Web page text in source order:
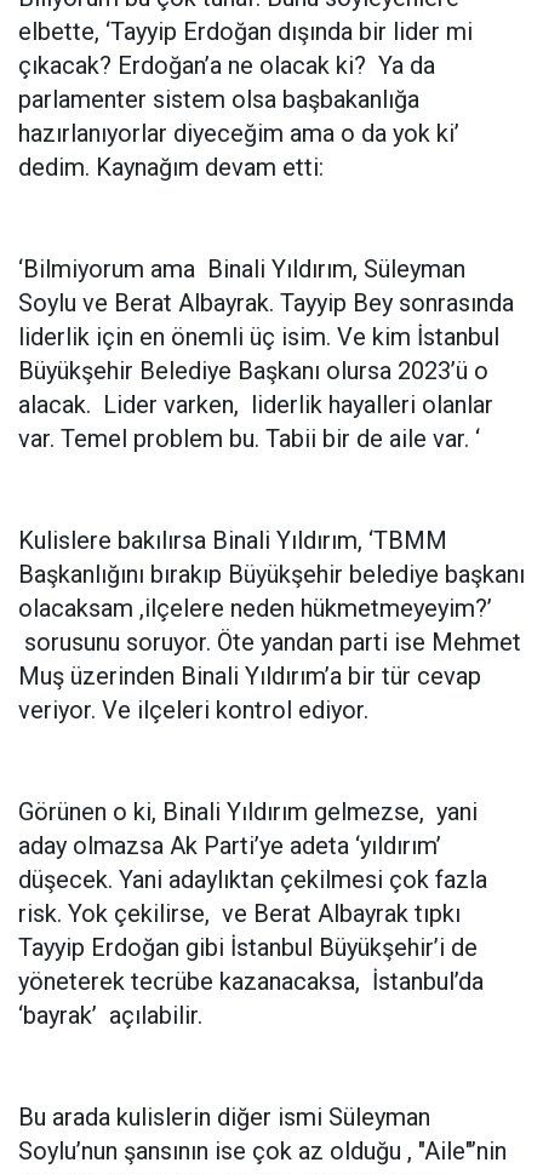
elbette, ‘Tayyip Erdoğan dışında bir lider mi
çıkacak? Erdoğan’a ne olacak ki? Ya da
parlamenter sistem olsa başbakanlığa
hazırlanıyorlar diyeceğim ama o da yok ki’
dedim. Kaynağım devam etti:
‘Bilmiyorum ama Binali Yıldırım, Süleyman
Soylu ve Berat Albayrak. Tayyip Bey sonrasında
liderlik için en önemli üç isim. Ve kim İstanbul
Büyükşehir Belediye Başkanı olursa 2023’ü o
alacak. Lider varken, liderlik hayalleri olanlar
var. Temel problem bu. Tabii bir de aile var. ‘
Kulislere bakılırsa Binali Yıldırım, ‘TBMM
Başkanlığını bırakıp Büyükşehir belediye başkanı
olacaksam ,ilçelere neden hükmetmeyeyim?’
sorusunu soruyor. Öte yandan parti ise Mehmet
Muş üzerinden Binali Yıldırım’a bir tür cevap
veriyor. Ve ilçeleri kontrol ediyor.
Görünen o ki, Binali Yıldırım gelmezse, yani
aday olmazsa Ak Parti’ye adeta ‘yıldırım’
düşecek. Yani adaylıktan çekilmesi çok fazla
risk. Yok çekilirse, ve Berat Albayrak tıpkı
Tayyip Erdoğan gibi İstanbul Büyükşehir’i de
yöneterek tecrübe kazanacaksa, İstanbul’da
‘bayrak’ açılabilir.
Bu arada kulislerin diğer ismi Süleyman
Soylu’nun şansının ise çok az olduğu , "Aile"’nin